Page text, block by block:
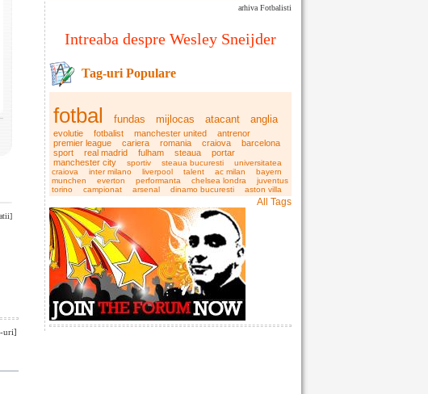
arhiva Fotbalisti
Intreaba despre Wesley Sneijder
Tag-uri Populare
fotbal fundas mijlocas atacant anglia
evolutie fotbalist manchester united
antrenor
premier league
cariera romania craiova
barcelona
sport
real madrid fulham steaua
portar
manchester city
sportiv steaua bucuresti
universitatea
craiova
inter milano liverpool talent ac milan
bayern
munchen
everton performanta chelsea londra
juventus
torino
campionat arsenal dinamo bucuresti aston villa
All Tags
uri]